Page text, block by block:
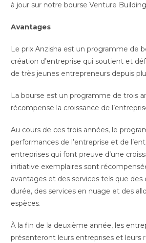
à jour sur notre bourse Venture
Avantages
Le prix Anzisha est un programme de
création d’entreprise qui soutient et
de très jeunes entrepreneurs depuis
La bourse est un programme de trois
récompense la croissance de
Au cours de ces trois années, le
performances de l’entreprise et de
entreprises qui font preuve d’une
initiative exemplaires sont
avantages et des services tels que des
durée, des services en nuage et des
espèces.
À la fin de la deuxième année, les
présenteront leurs entreprises et leurs